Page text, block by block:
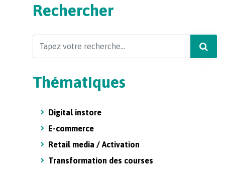
Rechercher
Thématiques
Digital instore
E-commerce
Retail media / Activation
Transformation des courses